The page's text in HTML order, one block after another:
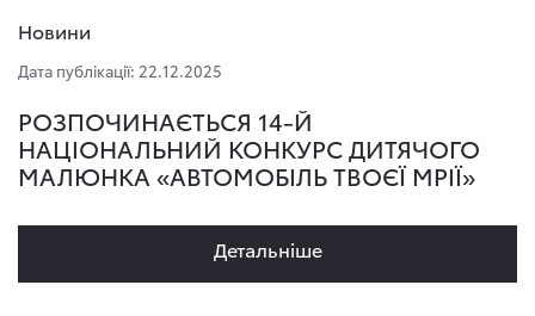
Новини
Дата публікації: 22.12.2025
РОЗПОЧИНАЄТЬСЯ 14-Й
НАЦІОНАЛЬНИЙ КОНКУРС ДИТЯЧОГО
МАЛЮНКА «АВТОМОБІЛЬ ТВОЄЇ МРІЇ»
Детальнiше